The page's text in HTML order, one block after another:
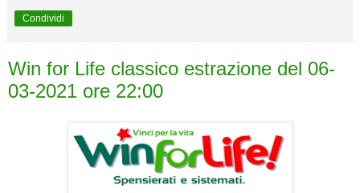
Condividi
Win for Life classico estrazione del 06-
03-2021 ore 22:00